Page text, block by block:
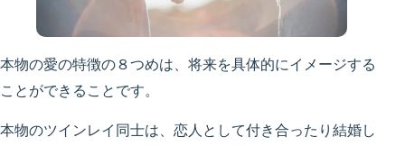
本物の愛の特徴の８つめは、将来を具体的にイメージする
ことができることです。
本物のツインレイ同士は、恋人として付き合ったり結婚し